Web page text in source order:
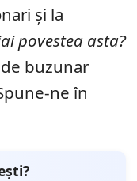
și la
povestea asta?
buzunar
ne în